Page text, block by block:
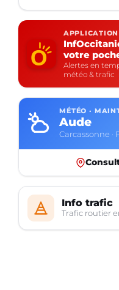
votre
Alertes en
météo & trafic
MÉTÉO ·
Aude
Info trafic
Trafic routier